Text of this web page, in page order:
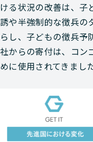
ける状況の改善は、子
誘や半強制的な徴兵の
らし、子どもの徴兵予
社からの寄付は、コン
めに使用されてきまし